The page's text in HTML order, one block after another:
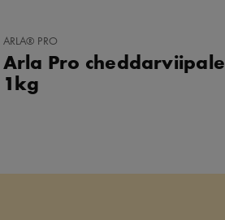
LISÄÄ
ARLA® PRO
Arla Pro cheddarviipale
1kg